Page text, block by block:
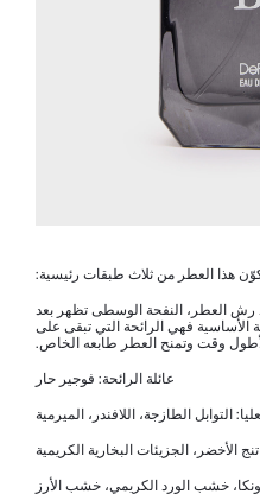
هذا العطر من ثلاث طبقات رئيسية:
رش العطر، النفحة الوسطى تظهر بعد
فهي الرائحة التي تبقى على
وقت وتمنح العطر طابعه الخاص.
عائلة الرائحة: فوجير حار
التوابل الطازجة، اللافندر، الميرمية
الأخضر، الجزيئات البخارية الكريمية
خشب الورد الكريمي، خشب الأرز